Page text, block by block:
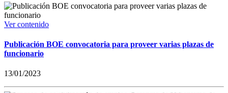
Ver contenido
Publicación BOE convocatoria para proveer varias plazas de
funcionario
13/01/2023